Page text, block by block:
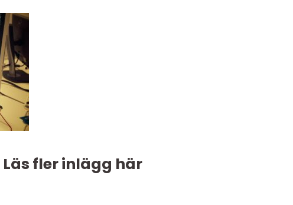
Läs fler inlägg här